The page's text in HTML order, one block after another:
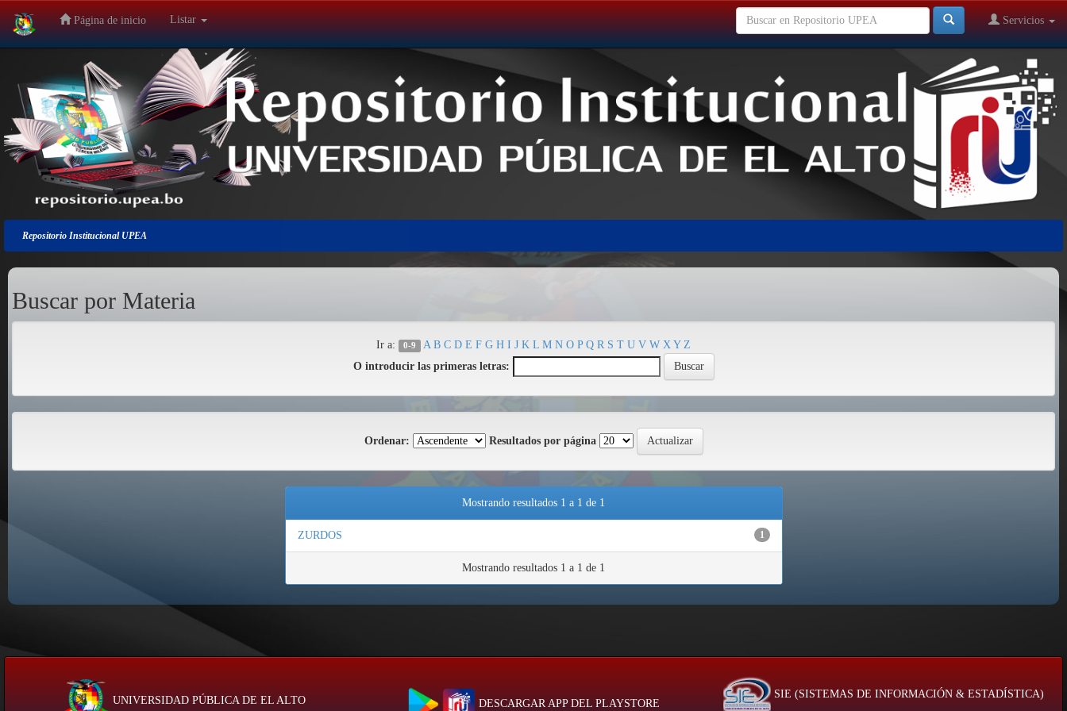
Salir
navegación
Página de inicio Listar Servicios
Repositorio Institucional UPEA
Buscar por Materia
Ir a: 0-9 A B C D E F G H I J K L M N O P Q R S T U V W X Y Z
O introducir las primeras letras:
Ordenar: Resultados por página
Mostrando resultados 1 a 1 de 1
ZURDOS 1
Mostrando resultados 1 a 1 de 1
UNIVERSIDAD PÚBLICA DE EL ALTO DESCARGAR APP DEL PLAYSTORE
SIE (SISTEMAS DE INFORMACIÓN & ESTADÍSTICA)